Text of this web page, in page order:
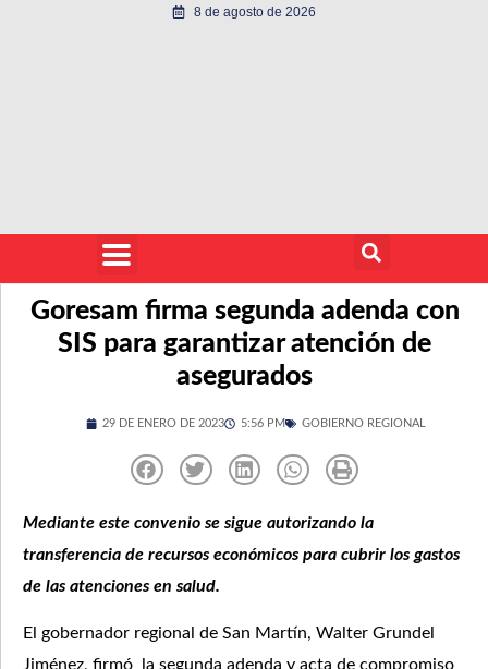
8 de agosto de 2026
Goresam firma segunda adenda con
SIS para garantizar atención de
asegurados
29 DE ENERO DE 2023 5:56 PM GOBIERNO REGIONAL
Mediante este convenio se sigue autorizando la
transferencia de recursos económicos para cubrir los gastos
de las atenciones en salud.
El gobernador regional de San Martín, Walter Grundel
Jiménez, firmó la segunda adenda y acta de compromiso